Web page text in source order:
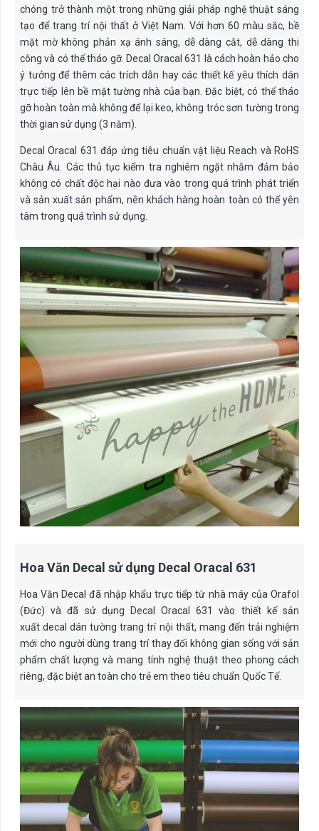
chóng trở thành một trong những giải pháp nghệ thuật sáng
tạo để trang trí nội thất ở Việt Nam. Với hơn 60 màu sắc, bề
mặt mờ không phản xạ ánh sáng, dễ dàng cắt, dễ dàng thi
công và có thể tháo gỡ. Decal Oracal 631 là cách hoàn hảo cho
ý tưởng để thêm các trích dẫn hay các thiết kế yêu thích dán
trực tiếp lên bề mặt tường nhà của bạn. Đặc biệt, có thể tháo
gỡ hoàn toàn mà không để lại keo, không tróc sơn tường trong
thời gian sử dụng (3 năm).
Decal Oracal 631 đáp ứng tiêu chuẩn vật liệu Reach và RoHS
Châu Âu. Các thủ tục kiểm tra nghiêm ngặt nhằm đảm bảo
không có chất độc hại nào đưa vào trong quá trình phát triển
và sản xuất sản phẩm, nên khách hàng hoàn toàn có thể yên
tâm trong quá trình sử dụng.
Hoa Văn Decal sử dụng Decal Oracal 631
Hoa Văn Decal đã nhập khẩu trực tiếp từ nhà máy của Orafol
(Đức) và đã sử dụng Decal Oracal 631 vào thiết kế sản
xuất decal dán tường trang trí nội thất, mang đến trải nghiệm
mới cho người dùng trang trí thay đổi không gian sống với sản
phẩm chất lượng và mang tính nghệ thuật theo phong cách
riêng, đặc biệt an toàn cho trẻ em theo tiêu chuẩn Quốc Tế.